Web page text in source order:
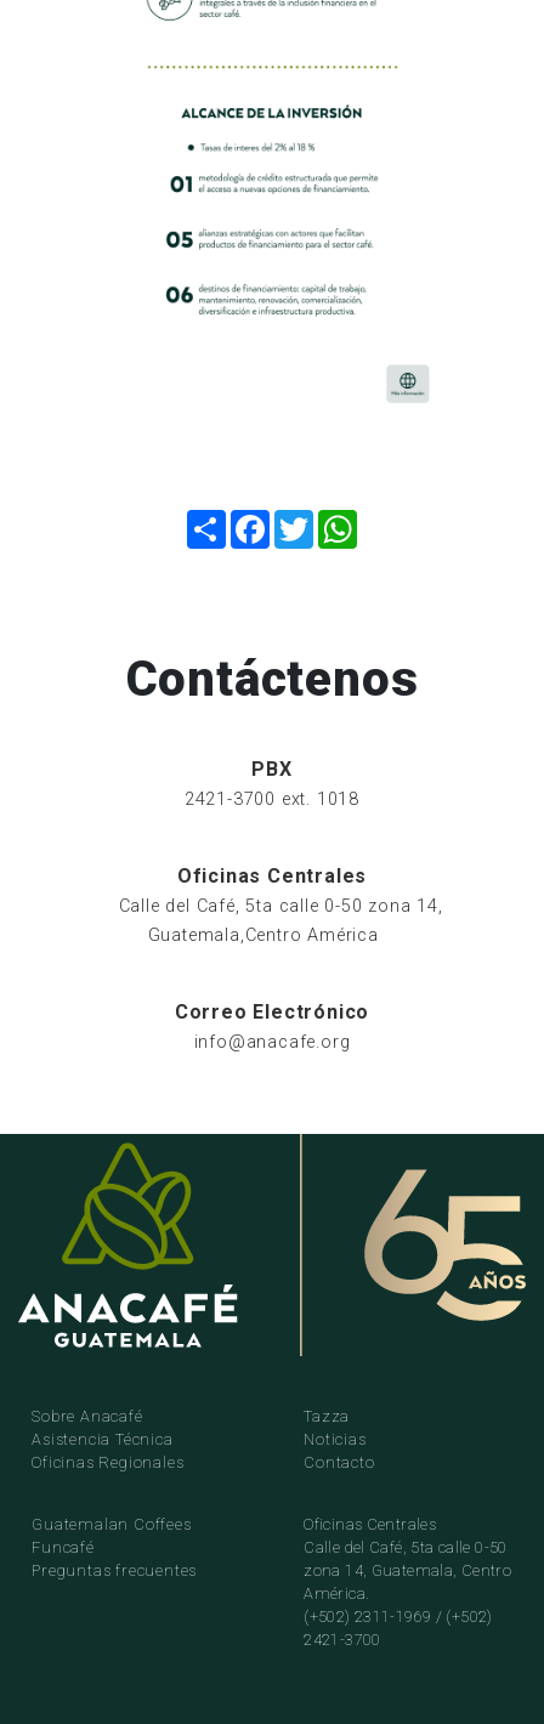
CompartirFacebook
Twitter
Contáctenos
PBX
2421-3700 ext. 1018
Oficinas Centrales
Calle del Café, 5ta calle 0-50 zona 14,
Guatemala,Centro América
Correo Electrónico
info@anacafe.org
Sobre Anacafé
Asistencia Técnica
Oficinas Regionales
Tazza
Noticias
Contacto
Guatemalan Coffees
Funcafé
Preguntas frecuentes
Oficinas Centrales
Calle del Café, 5ta calle 0-50
zona 14, Guatemala, Centro
América.
(+502) 2311-1969 / (+502)
2421-3700